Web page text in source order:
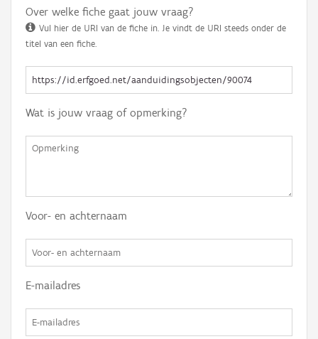
Over welke fiche gaat jouw vraag?
Vul hier de URI van de fiche in. Je vindt de URI steeds onder de
titel van een fiche.
Wat is jouw vraag of opmerking?
Voor- en achternaam
E-mailadres